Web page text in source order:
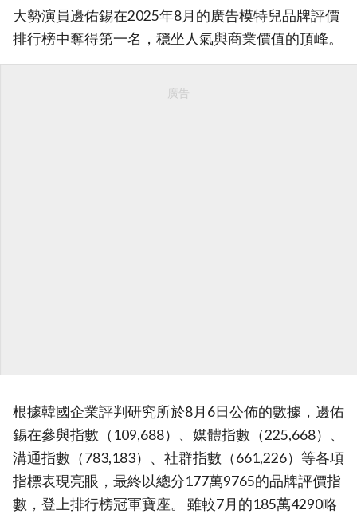
大勢演員邊佑錫在2025年8月的廣告模特兒品牌評價
排行榜中奪得第一名，穩坐人氣與商業價值的頂峰。
廣告
根據韓國企業評判研究所於8月6日公佈的數據，邊佑
錫在參與指數（109,688）、媒體指數（225,668）、
溝通指數（783,183）、社群指數（661,226）等各項
指標表現亮眼，最終以總分177萬9765的品牌評價指
數，登上排行榜冠軍寶座。 雖較7月的185萬4290略